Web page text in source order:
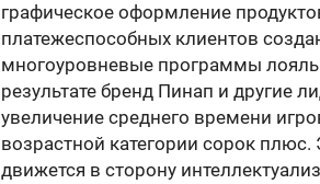
графическое оформление
платежеспособных клиентов
многоуровневые программы
результате бренд Пинап и другие
увеличение среднего времени
возрастной категории сорок
движется в сторону